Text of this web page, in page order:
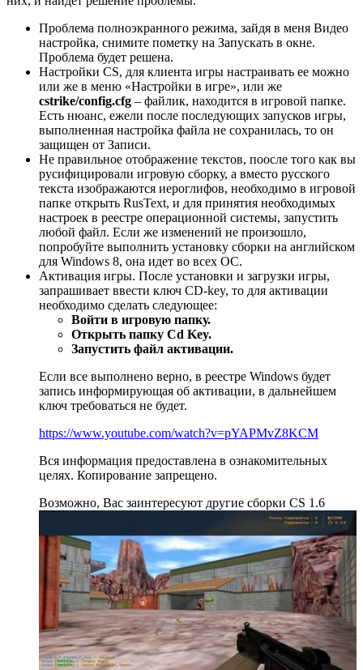
Проблема полноэкранного режима, зайдя в меня Видео
настройка, снимите пометку на Запускать в окне.
Проблема будет решена.
Настройки CS, для клиента игры настраивать ее можно
или же в меню «Настройки в игре», или же
cstrike/config.cfg – файлик, находится в игровой папке.
Есть нюанс, ежели после последующих запусков игры,
выполненная настройка файла не сохранилась, то он
защищен от Записи.
Не правильное отображение текстов, поосле того как вы
русифицировали игровую сборку, а вместо русского
текста изображаются иероглифов, необходимо в игровой
папке открыть RusText, и для принятия необходимых
настроек в реестре операционной системы, запустить
любой файл. Если же изменений не произошло,
попробуйте выполнить установку сборки на английском
для Windows 8, она идет во всех ОС.
Активация игры. После установки и загрузки игры,
запрашивает ввести ключ CD-key, то для активации
необходимо сделать следующее:
Войти в игровую папку.
Открыть папку Cd Key.
Запустить файл активации.
Если все выполнено верно, в реестре Windows будет
запись информирующая об активации, в дальнейшем
ключ требоваться не будет.
https://www.youtube.com/watch?v=pYAPMvZ8KCM
Вся информация предоставлена в ознакомительных
целях. Копирование запрещено.
Возможно, Вас заинтересуют другие сборки CS 1.6